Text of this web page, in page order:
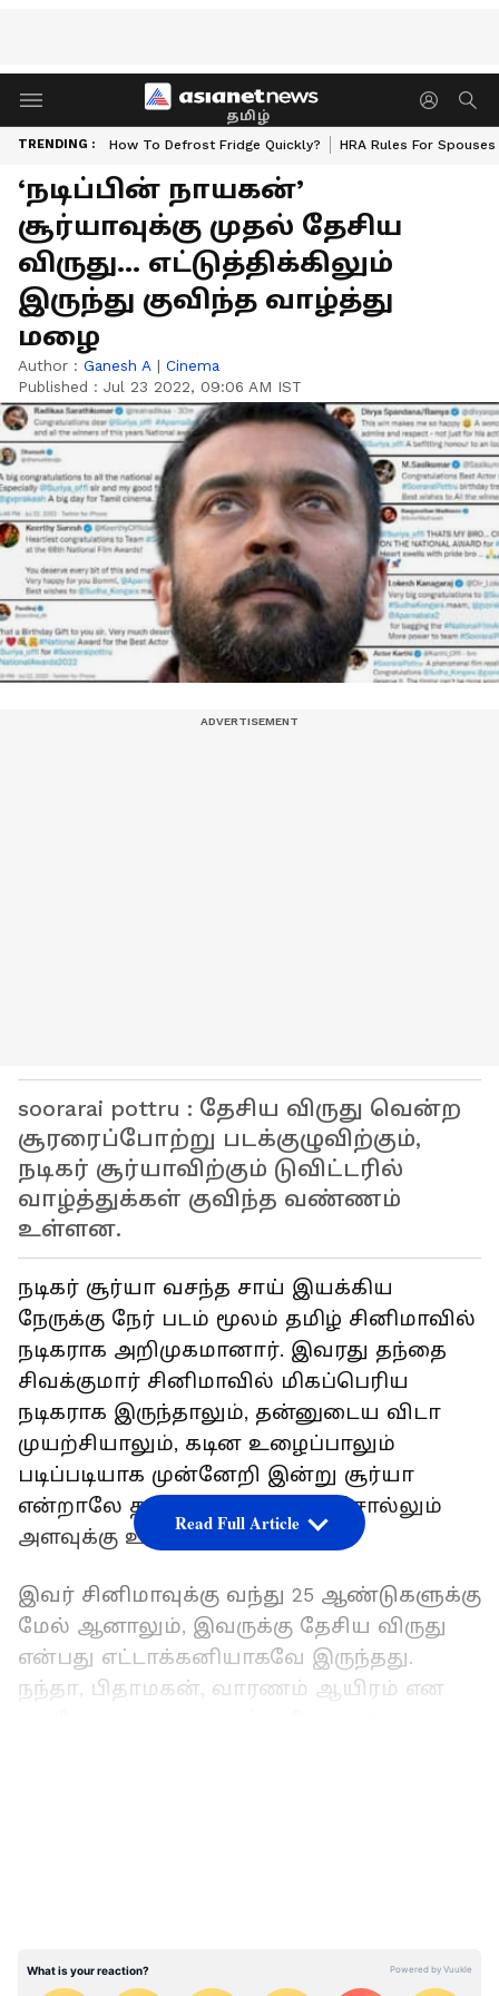
தமிழ்
TRENDING : How To Defrost Fridge Quickly? HRA Rules For Spouses
‘நடிப்பின் நாயகன்’
சூர்யாவுக்கு முதல் தேசிய
விருது... எட்டுத்திக்கிலும்
இருந்து குவிந்த வாழ்த்து
மழை
Author : Ganesh A | Cinema
Published : Jul 23 2022, 09:06 AM IST
soorarai pottru : தேசிய விருது வென்ற
சூரரைப்போற்று படக்குழுவிற்கும்,
நடிகர் சூர்யாவிற்கும் டுவிட்டரில்
வாழ்த்துக்கள் குவிந்த வண்ணம்
உள்ளன.
நடிகர் சூர்யா வசந்த சாய் இயக்கிய
நேருக்கு நேர் படம் மூலம் தமிழ் சினிமாவில்
நடிகராக அறிமுகமானார். இவரது தந்தை
சிவக்குமார் சினிமாவில் மிகப்பெரிய
நடிகராக இருந்தாலும், தன்னுடைய விடா
முயற்சியாலும், கடின உழைப்பாலும்
படிப்படியாக முன்னேறி இன்று சூர்யா
என்றாலே தரமான நடிகர் என சொல்லும்
அளவுக்கு உயர்ந்துள்ளார்.
இவர் சினிமாவுக்கு வந்து 25 ஆண்டுகளுக்கு
மேல் ஆனாலும், இவருக்கு தேசிய விருது
என்பது எட்டாக்கனியாகவே இருந்தது.
நந்தா, பிதாமகன், வாரணம் ஆயிரம் என
Read Full Article